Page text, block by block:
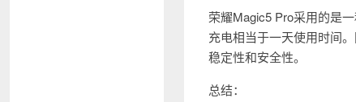
荣耀Magic5 Pro采用的是
充电相当于一天使用时间
稳定性和安全性。
总结：